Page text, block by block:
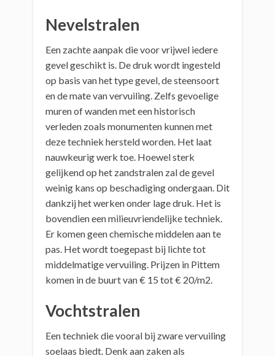
Nevelstralen
Een zachte aanpak die voor vrijwel iedere
gevel geschikt is. De druk wordt ingesteld
op basis van het type gevel, de steensoort
en de mate van vervuiling. Zelfs gevoelige
muren of wanden met een historisch
verleden zoals monumenten kunnen met
deze techniek hersteld worden. Het laat
nauwkeurig werk toe. Hoewel sterk
gelijkend op het zandstralen zal de gevel
weinig kans op beschadiging ondergaan. Dit
dankzij het werken onder lage druk. Het is
bovendien een milieuvriendelijke techniek.
Er komen geen chemische middelen aan te
pas. Het wordt toegepast bij lichte tot
middelmatige vervuiling. Prijzen in Pittem
komen in de buurt van € 15 tot € 20/m2.
Vochtstralen
Een techniek die vooral bij zware vervuiling
soelaas biedt. Denk aan zaken als